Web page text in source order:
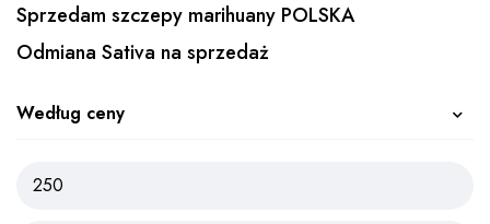
Sprzedam szczepy marihuany POLSKA
Odmiana Sativa na sprzedaż
Według ceny